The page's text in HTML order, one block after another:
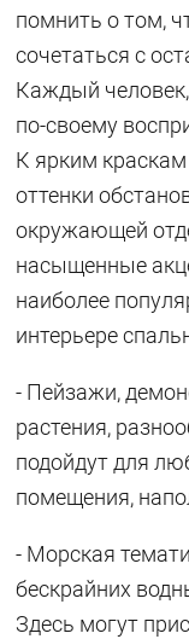
помнить о том,
сочетаться с
Каждый
по-своему
К ярким
оттенки
окружающей
насыщенные
наиболее
интерьере
- Пейзажи,
растения,
подойдут для
помещения,
- Морская
бескрайних
Здесь могут